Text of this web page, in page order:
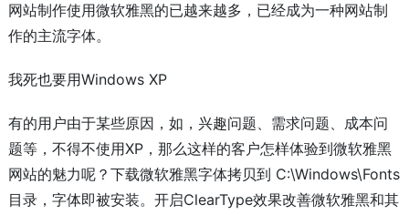
网站制作使用微软雅黑的已越来越多，已经成为一种网站制
作的主流字体。
我死也要用Windows XP
有的用户由于某些原因，如，兴趣问题、需求问题、成本问
题等，不得不使用XP，那么这样的客户怎样体验到微软雅黑
网站的魅力呢？下载微软雅黑字体拷贝到 C:\Windows\Fonts
目录，字体即被安装。开启ClearType效果改善微软雅黑和其